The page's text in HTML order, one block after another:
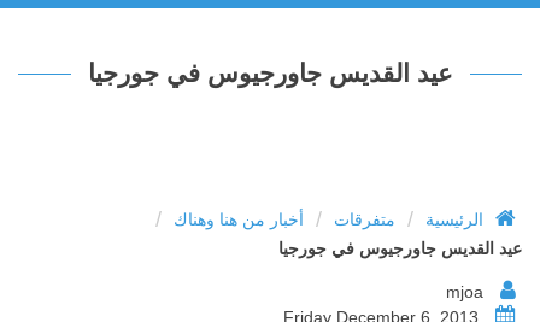
navigation
عيد القديس جاورجيوس في جورجيا
الرئيسية / متفرقات / أخبار من هنا وهناك /
عيد القديس جاورجيوس في جورجيا